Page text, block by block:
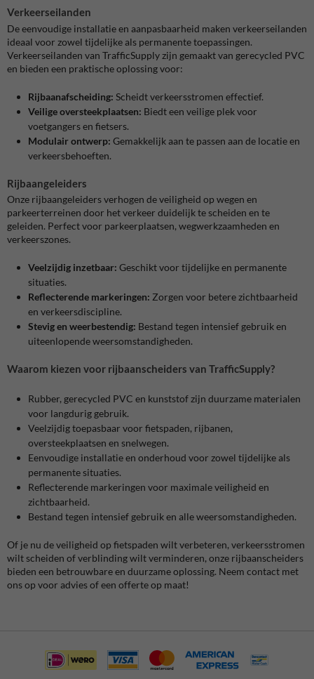
Verkeerseilanden
De eenvoudige installatie en aanpasbaarheid maken verkeerseilanden
ideaal voor zowel tijdelijke als permanente toepassingen.
Verkeerseilanden van TrafficSupply zijn gemaakt van gerecycled PVC
en bieden een praktische oplossing voor:
Rijbaanafscheiding: Scheidt verkeersstromen effectief.
Veilige oversteekplaatsen: Biedt een veilige plek voor
voetgangers en fietsers.
Modulair ontwerp: Gemakkelijk aan te passen aan de locatie en
verkeersbehoeften.
Rijbaangeleiders
Onze rijbaangeleiders verhogen de veiligheid op wegen en
parkeerterreinen door het verkeer duidelijk te scheiden en te
geleiden. Perfect voor parkeerplaatsen, wegwerkzaamheden en
verkeerszones.
Veelzijdig inzetbaar: Geschikt voor tijdelijke en permanente
situaties.
Reflecterende markeringen: Zorgen voor betere zichtbaarheid
en verkeersdiscipline.
Stevig en weerbestendig: Bestand tegen intensief gebruik en
uiteenlopende weersomstandigheden.
Waarom kiezen voor rijbaanscheiders van TrafficSupply?
Rubber, gerecycled PVC en kunststof zijn duurzame materialen
voor langdurig gebruik.
Veelzijdig toepasbaar voor fietspaden, rijbanen,
oversteekplaatsen en snelwegen.
Eenvoudige installatie en onderhoud voor zowel tijdelijke als
permanente situaties.
Reflecterende markeringen voor maximale veiligheid en
zichtbaarheid.
Bestand tegen intensief gebruik en alle weersomstandigheden.
Of je nu de veiligheid op fietspaden wilt verbeteren, verkeersstromen
wilt scheiden of verblinding wilt verminderen, onze rijbaanscheiders
bieden een betrouwbare en duurzame oplossing. Neem contact met
ons op voor advies of een offerte op maat!